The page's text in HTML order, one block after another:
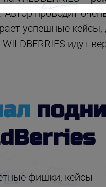
. Автор проводит
успешные кейсы,
идут
фишки, кейсы —